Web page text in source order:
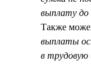
выплату
Также
выплаты
в трудовую